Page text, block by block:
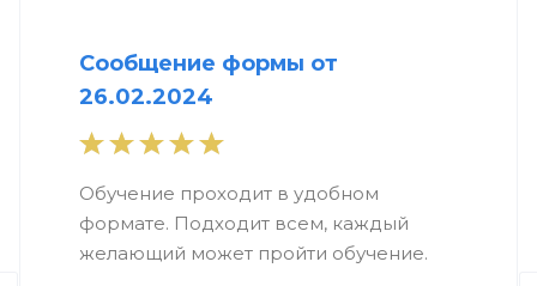
Сообщение формы от
26.02.2024
Обучение проходит в удобном
формате. Подходит всем, каждый
желающий может пройти обучение.